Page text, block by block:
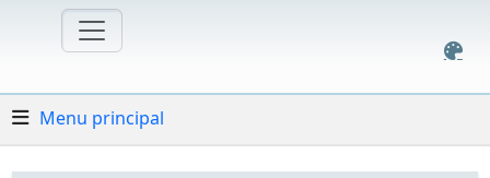
Menu principal